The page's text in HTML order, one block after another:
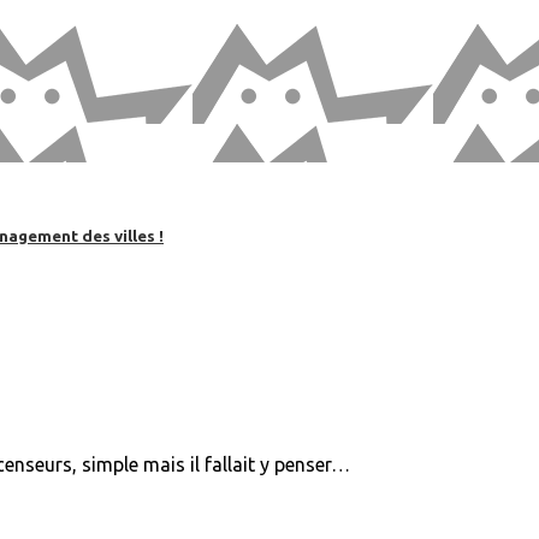
des villes !
simple mais il fallait y penser…